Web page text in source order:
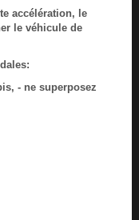
accélération, le
le véhicule de
- ne superposez